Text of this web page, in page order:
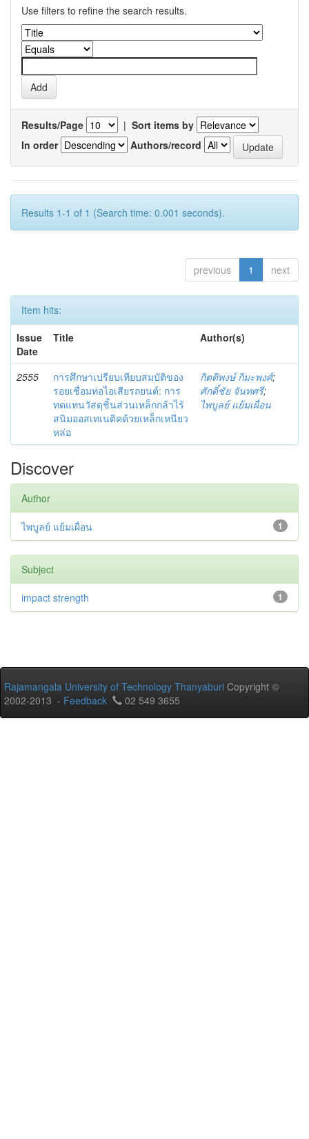
Use filters to refine the search results.
Results/Page | Sort items by
In order
Authors/record
Results 1-1 of 1 (Search time: 0.001 seconds).
previous 1 next
Item hits:
Issue
Date
Title Author(s)
2555
การศึกษาเปรียบเทียบสมบัติของ
รอยเชื่อมท่อไอเสียรถยนต์: การ
ทดแทนวัสดุชิ้นส่วนเหล็กกล้าไร้
สนิมออสเทเนติคด้วยเหล็กเหนียว
หล่อ
กิตติพงษ์ กิมะพงศ์;
ศักดิ์ชัย จันทศรี;
ไพบูลย์ แย้มเผื่อน
Discover
Author
1
ไพบูลย์ แย้มเผื่อน
Subject
1
impact strength
Rajamangala University of Technology Thanyaburi Copyright ©
2002-2013 - Feedback 02 549 3655